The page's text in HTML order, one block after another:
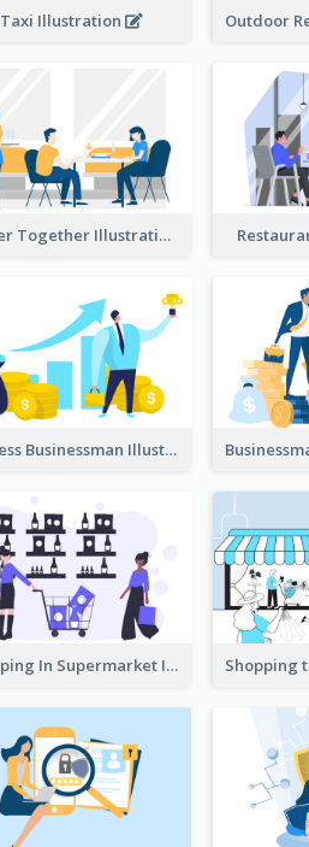
Taxi Illustration
Dinner Together Illustration
Success Businessman Illustration
Shopping In Supermarket Illustration